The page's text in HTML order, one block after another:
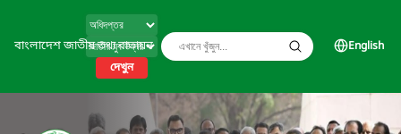
বাংলাদেশ জাতীয় তথ্য বাতায়ন
দেখুন
English